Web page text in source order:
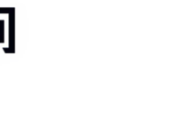
客，Asimov是一套完整的开
系统（Asimov OS）、
供应链三大互连组件构